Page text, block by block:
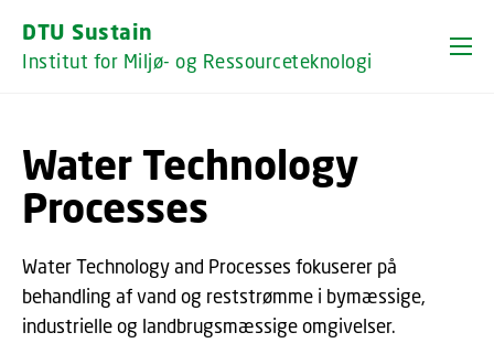
DTU Sustain
Institut for Miljø- og Ressourceteknologi
Water Technology
Processes
Water Technology and Processes fokuserer på
behandling af vand og reststrømme i bymæssige,
industrielle og landbrugsmæssige omgivelser.